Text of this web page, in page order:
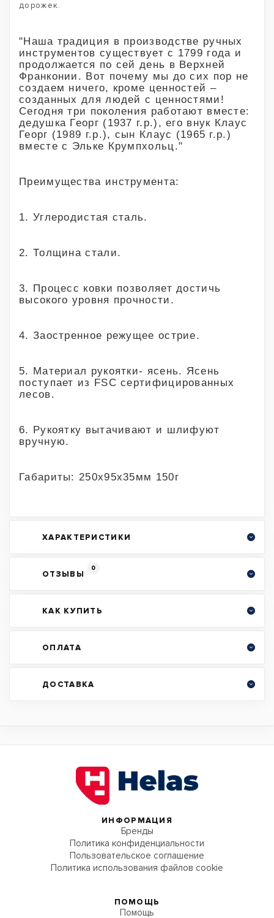
дорожек.
"Наша традиция в производстве ручных
инструментов существует с 1799 года и
продолжается по сей день в Верхней
Франконии. Вот почему мы до сих пор не
создаем ничего, кроме ценностей –
созданных для людей с ценностями!
Сегодня три поколения работают вместе:
дедушка Георг (1937 г.р.), его внук Клаус
Георг (1989 г.р.), сын Клаус (1965 г.р.)
вместе с Эльке Крумпхольц."
Преимущества инструмента:
1. Углеродистая сталь.
2. Толщина стали.
3. Процесс ковки позволяет достичь
высокого уровня прочности.
4. Заостренное режущее острие.
5. Материал рукоятки- ясень. Ясень
поступает из FSC сертифицированных
лесов.
6. Рукоятку вытачивают и шлифуют
вручную.
Габариты: 250х95х35мм 150г
ХАРАКТЕРИСТИКИ
ОТЗЫВЫ
0
КАК КУПИТЬ
ОПЛАТА
ДОСТАВКА
ИНФОРМАЦИЯ
Бренды
Политика конфиденциальности
Пользовательское соглашение
Политика использования файлов cookie
ПОМОЩЬ
Помощь